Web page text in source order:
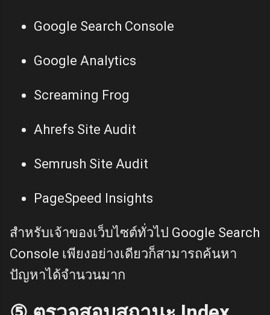
Google Search Console
Google Analytics
Screaming Frog
Ahrefs Site Audit
Semrush Site Audit
PageSpeed Insights
สำหรับเจ้าของเว็บไซต์ทั่วไป Google Search
Console เพียงอย่างเดียวก็สามารถค้นหา
ปัญหาได้จำนวนมาก